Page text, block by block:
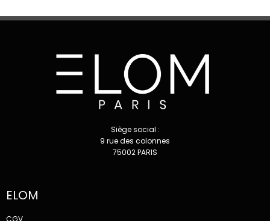
Siège social :
9 rue des colonnes
75002 PARIS
ELOM
CGV